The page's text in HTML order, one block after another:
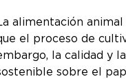
alimentación
el proceso de
la calidad y
sobre el